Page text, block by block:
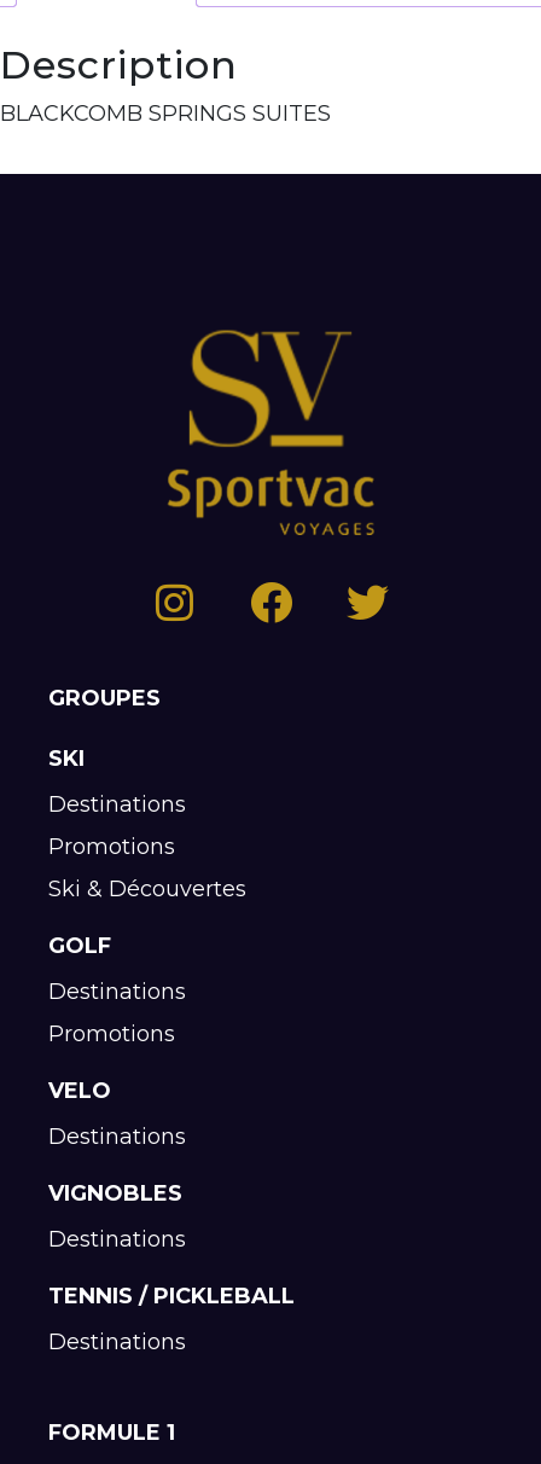
Description
BLACKCOMB SPRINGS SUITES
GROUPES
SKI
Destinations
Promotions
Ski & Découvertes
GOLF
Destinations
Promotions
VELO
Destinations
VIGNOBLES
Destinations
TENNIS / PICKLEBALL
Destinations
FORMULE 1